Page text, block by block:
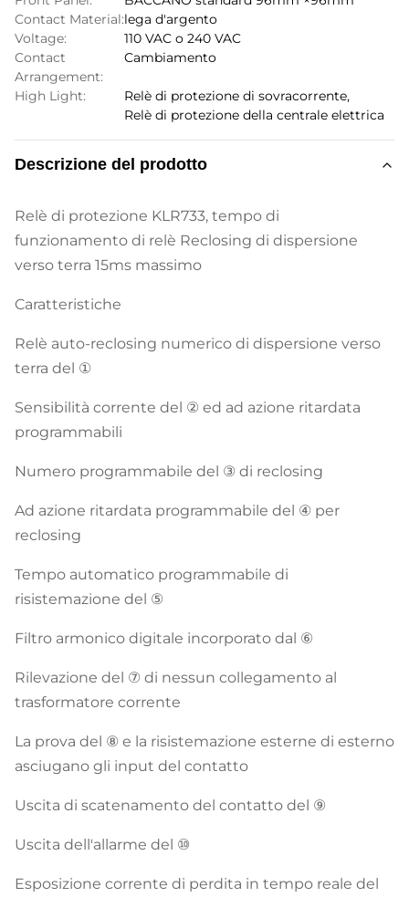
Contact Material:lega d'argento
Voltage:
110 VAC o 240 VAC
Contact
Arrangement:
Cambiamento
High Light: Relè di protezione di sovracorrente,
Relè di protezione della centrale elettrica
Descrizione del prodotto
Relè di protezione KLR733, tempo di
funzionamento di relè Reclosing di dispersione
verso terra 15ms massimo
Caratteristiche
Relè auto-reclosing numerico di dispersione verso
terra del ①
Sensibilità corrente del ② ed ad azione ritardata
programmabili
Numero programmabile del ③ di reclosing
Ad azione ritardata programmabile del ④ per
reclosing
Tempo automatico programmabile di
risistemazione del ⑤
Filtro armonico digitale incorporato dal ⑥
Rilevazione del ⑦ di nessun collegamento al
trasformatore corrente
La prova del ⑧ e la risistemazione esterne di esterno
asciugano gli input del contatto
Uscita di scatenamento del contatto del ⑨
Uscita dell'allarme del ⑩
Esposizione corrente di perdita in tempo reale del